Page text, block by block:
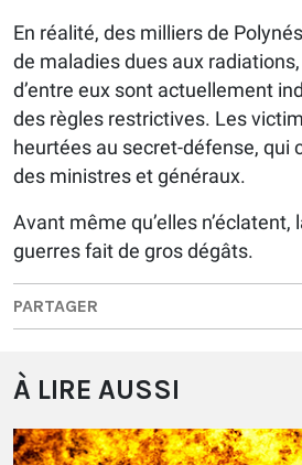
En réalité, des milliers de
de maladies dues aux
d’entre eux sont actuellement
des règles restrictives. Les
heurtées au secret-défense, qui
des ministres et généraux.
Avant même qu’elles
guerres fait de gros dégâts.
PARTAGER
À LIRE AUSSI